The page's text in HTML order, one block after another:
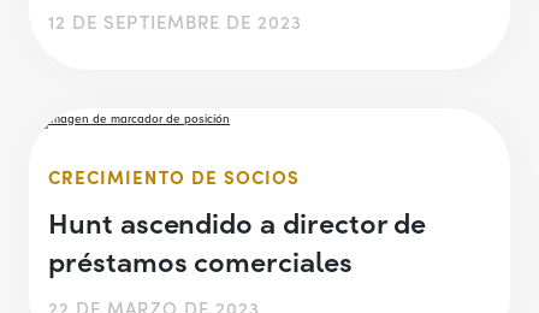
12 DE SEPTIEMBRE DE 2023
CRECIMIENTO DE SOCIOS
Hunt ascendido a director de
préstamos comerciales
22 DE MARZO DE 2023